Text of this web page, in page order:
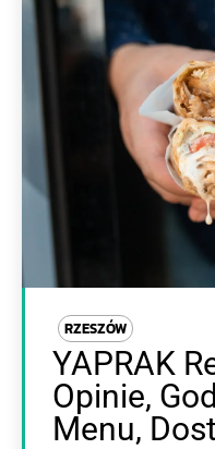
RZESZÓW
YAPRAK
Opinie,
Menu,